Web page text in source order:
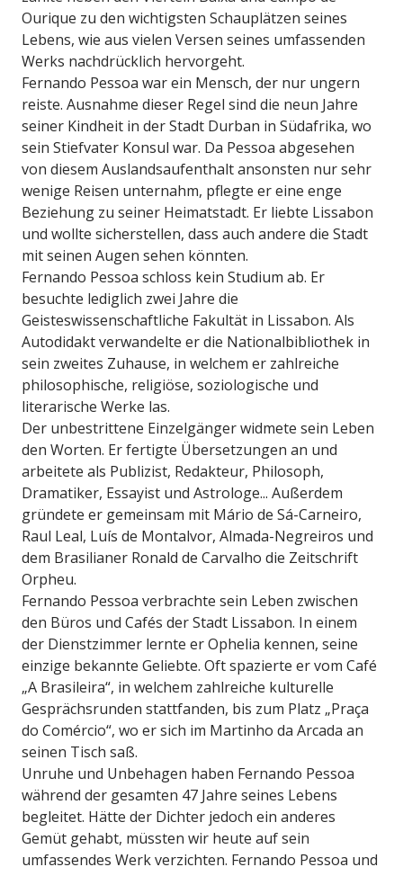
Ourique zu den wichtigsten Schauplätzen seines
Lebens, wie aus vielen Versen seines umfassenden
Werks nachdrücklich hervorgeht.
Fernando Pessoa war ein Mensch, der nur ungern
reiste. Ausnahme dieser Regel sind die neun Jahre
seiner Kindheit in der Stadt Durban in Südafrika, wo
sein Stiefvater Konsul war. Da Pessoa abgesehen
von diesem Auslandsaufenthalt ansonsten nur sehr
wenige Reisen unternahm, pflegte er eine enge
Beziehung zu seiner Heimatstadt. Er liebte Lissabon
und wollte sicherstellen, dass auch andere die Stadt
mit seinen Augen sehen könnten.
Fernando Pessoa schloss kein Studium ab. Er
besuchte lediglich zwei Jahre die
Geisteswissenschaftliche Fakultät in Lissabon. Als
Autodidakt verwandelte er die Nationalbibliothek in
sein zweites Zuhause, in welchem er zahlreiche
philosophische, religiöse, soziologische und
literarische Werke las.
Der unbestrittene Einzelgänger widmete sein Leben
den Worten. Er fertigte Übersetzungen an und
arbeitete als Publizist, Redakteur, Philosoph,
Dramatiker, Essayist und Astrologe... Außerdem
gründete er gemeinsam mit Mário de Sá-Carneiro,
Raul Leal, Luís de Montalvor, Almada-Negreiros und
dem Brasilianer Ronald de Carvalho die Zeitschrift
Orpheu.
Fernando Pessoa verbrachte sein Leben zwischen
den Büros und Cafés der Stadt Lissabon. In einem
der Dienstzimmer lernte er Ophelia kennen, seine
einzige bekannte Geliebte. Oft spazierte er vom Café
„A Brasileira“, in welchem zahlreiche kulturelle
Gesprächsrunden stattfanden, bis zum Platz „Praça
do Comércio“, wo er sich im Martinho da Arcada an
seinen Tisch saß.
Unruhe und Unbehagen haben Fernando Pessoa
während der gesamten 47 Jahre seines Lebens
begleitet. Hätte der Dichter jedoch ein anderes
Gemüt gehabt, müssten wir heute auf sein
umfassendes Werk verzichten. Fernando Pessoa und